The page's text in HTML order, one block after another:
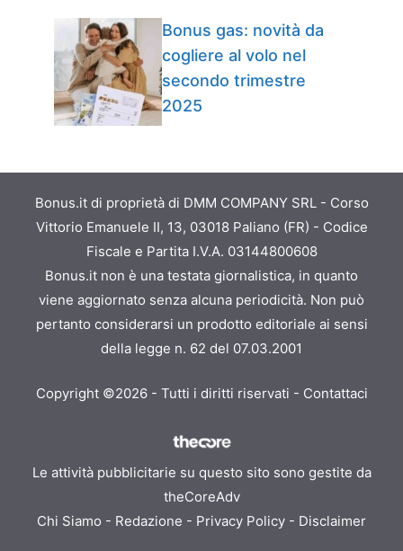
Bonus gas: novità da
cogliere al volo nel
secondo trimestre
2025
Bonus.it di proprietà di DMM COMPANY SRL - Corso
Vittorio Emanuele II, 13, 03018 Paliano (FR) - Codice
Fiscale e Partita I.V.A. 03144800608
Bonus.it non è una testata giornalistica, in quanto
viene aggiornato senza alcuna periodicità. Non può
pertanto considerarsi un prodotto editoriale ai sensi
della legge n. 62 del 07.03.2001
Copyright ©2026 - Tutti i diritti riservati - Contattaci
Le attività pubblicitarie su questo sito sono gestite da
theCoreAdv
Chi Siamo - Redazione - Privacy Policy - Disclaimer